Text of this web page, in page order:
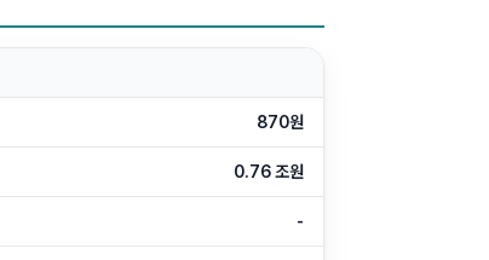
870원
0.76 조원
-